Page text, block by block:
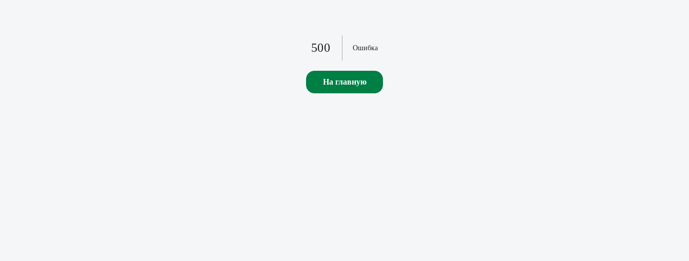
500 Ошибка
На главную